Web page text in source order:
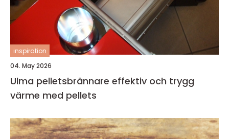
inspiration
04. May 2026
Ulma pelletsbrännare effektiv och trygg
värme med pellets